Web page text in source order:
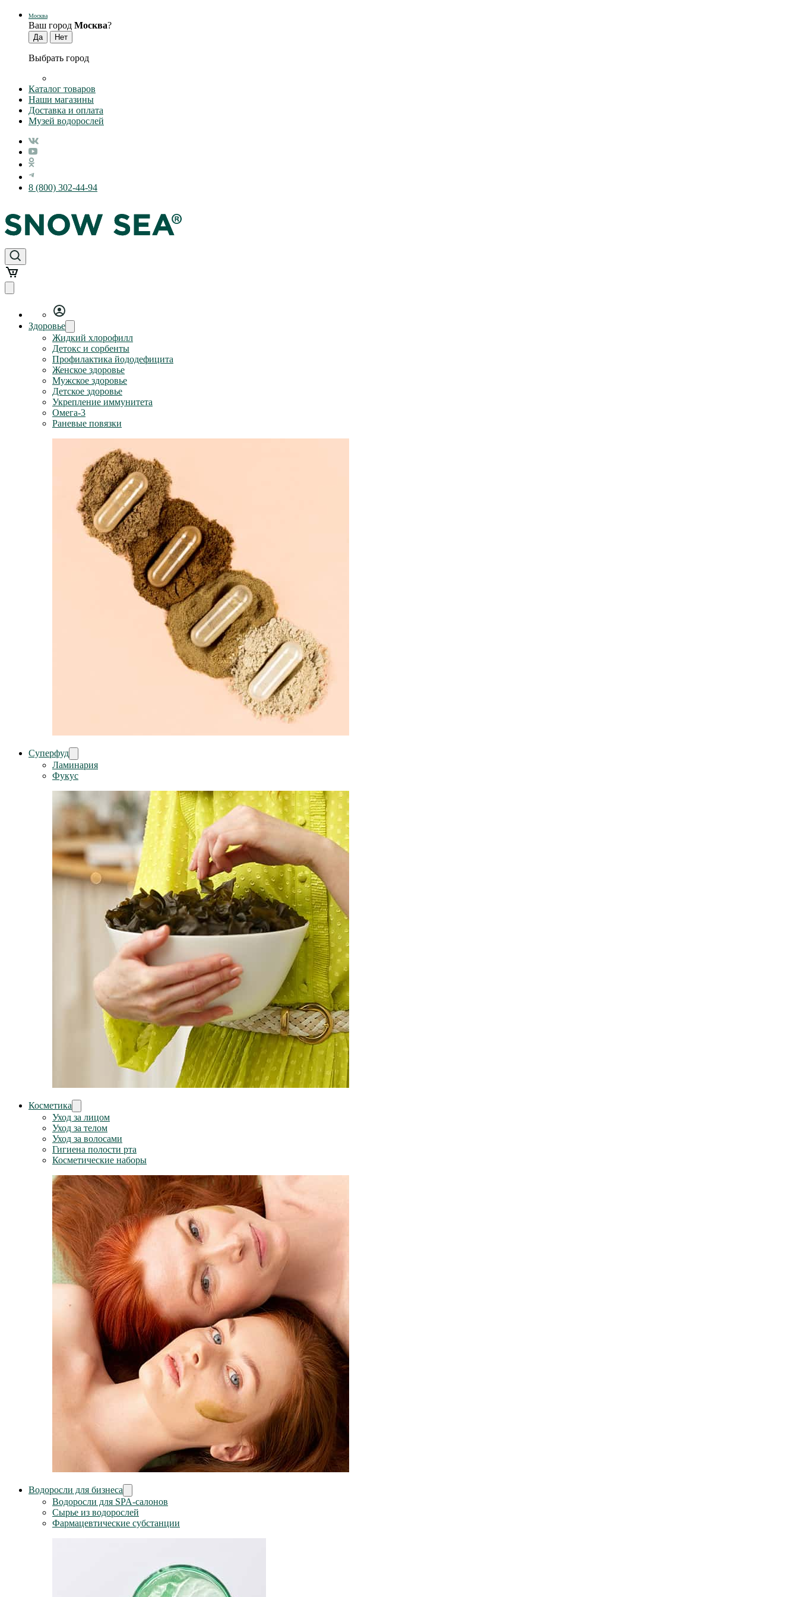
Москва
Ваш город Москва?
Выбрать город
Каталог товаров
Наши магазины
Доставка и оплата
Музей водорослей
8 (800) 302-44-94
Здоровье
Жидкий хлорофилл
Детокс и сорбенты
Профилактика йододефицита
Женское здоровье
Мужское здоровье
Детское здоровье
Укрепление иммунитета
Омега-3
Раневые повязки
Суперфуд
Ламинария
Фукус
Косметика
Уход за лицом
Уход за телом
Уход за волосами
Гигиена полости рта
Косметические наборы
Водоросли для бизнеса
Водоросли для SPA-салонов
Сырье из водорослей
Фармацевтические субстанции